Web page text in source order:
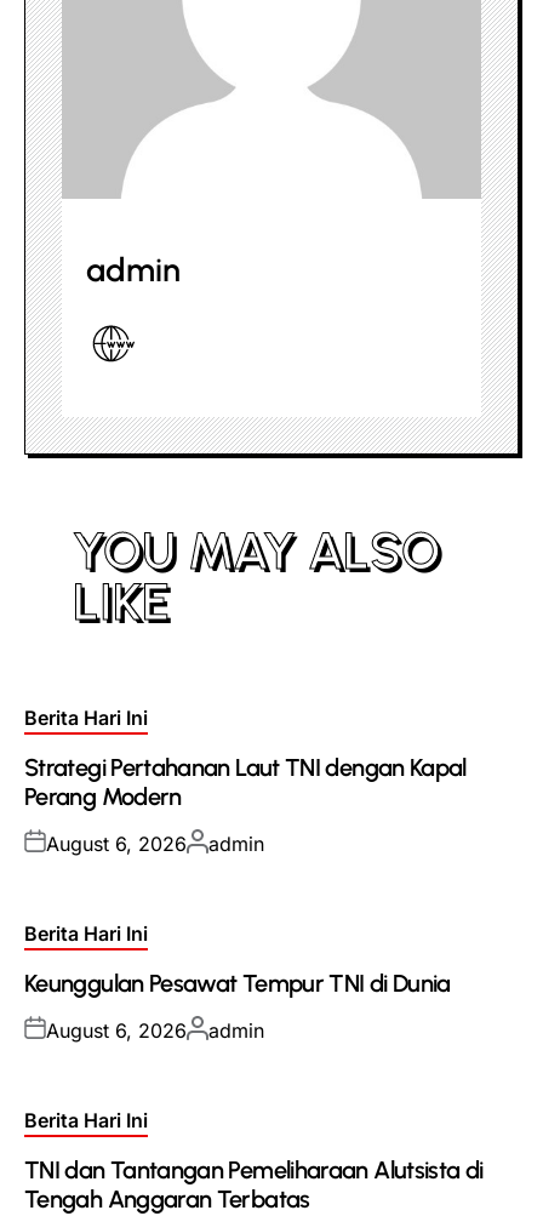
admin
YOU MAY ALSO
LIKE
Posted
Berita Hari Ini
Strategi Pertahanan Laut TNI dengan Kapal
Perang Modern
Posted
August 6, 2026Posted
admin
Posted
Berita Hari Ini
Keunggulan Pesawat Tempur TNI di Dunia
Posted
August 6, 2026Posted
admin
Posted
Berita Hari Ini
TNI dan Tantangan Pemeliharaan Alutsista di
Tengah Anggaran Terbatas